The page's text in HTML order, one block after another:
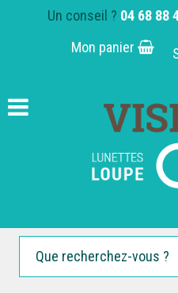
Un conseil ? 04 68 88
Mon panier